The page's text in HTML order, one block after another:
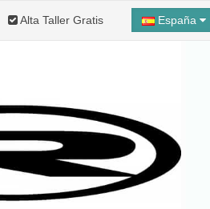
Alta Taller Gratis España